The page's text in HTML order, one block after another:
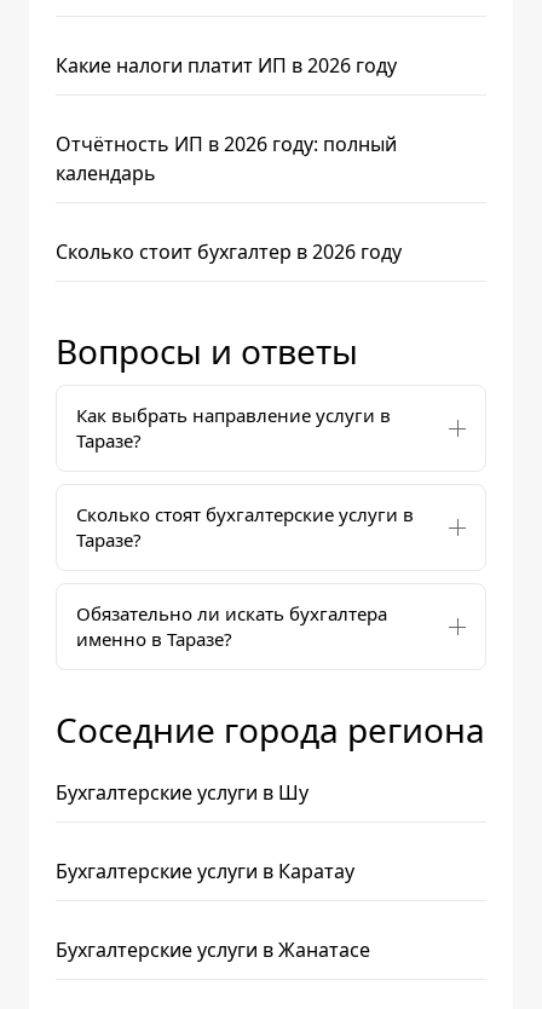
Какие налоги платит ИП в 2026 году
Отчётность ИП в 2026 году: полный
календарь
Сколько стоит бухгалтер в 2026 году
Вопросы и ответы
Как выбрать направление услуги в
Таразе?
Сколько стоят бухгалтерские услуги в
Таразе?
Обязательно ли искать бухгалтера
именно в Таразе?
Соседние города региона
Бухгалтерские услуги в Шу
Бухгалтерские услуги в Каратау
Бухгалтерские услуги в Жанатасе